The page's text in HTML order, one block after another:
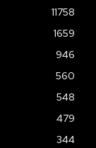
11758
1659
946
560
548
479
344